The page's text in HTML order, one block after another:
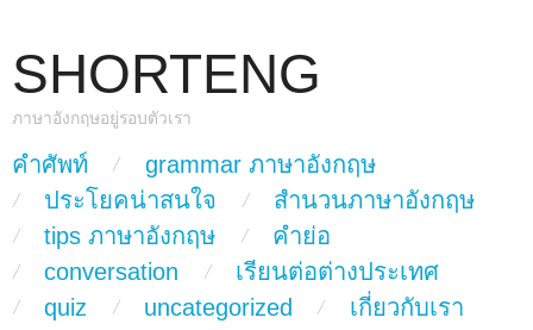
SHORTENG
ภาษาอังกฤษอยู่รอบตัวเรา
Main Menu
skip to content
คำศัพท์
grammar ภาษาอังกฤษ
ประโยคน่าสนใจ
สำนวนภาษาอังกฤษ
tips ภาษาอังกฤษ
คำย่อ
conversation
เรียนต่อต่างประเทศ
quiz
uncategorized เกี่ยวกับเรา